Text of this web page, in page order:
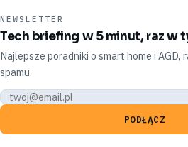
NEWSLETTER
Tech briefing w 5 minut, raz w
Najlepsze poradniki o smart home i AGD,
spamu.
PODŁĄCZ